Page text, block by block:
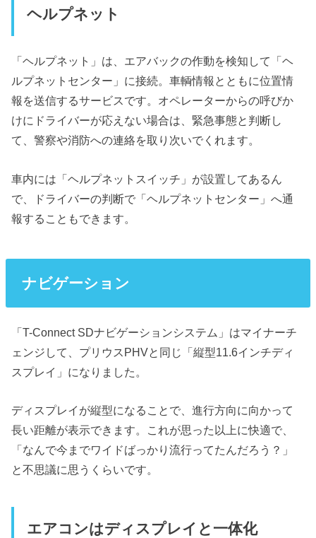
ヘルプネット
「ヘルプネット」は、エアバックの作動を検知して「ヘ
ルプネットセンター」に接続。車輌情報とともに位置情
報を送信するサービスです。オペレーターからの呼びか
けにドライバーが応えない場合は、緊急事態と判断し
て、警察や消防への連絡を取り次いでくれます。
車内には「ヘルプネットスイッチ」が設置してあるん
で、ドライバーの判断で「ヘルプネットセンター」へ通
報することもできます。
ナビゲーション
「T-Connect SDナビゲーションシステム」はマイナーチ
ェンジして、プリウスPHVと同じ「縦型11.6インチディ
スプレイ」になりました。
ディスプレイが縦型になることで、進行方向に向かって
長い距離が表示できます。これが思った以上に快適で、
「なんで今までワイドばっかり流行ってたんだろう？」
と不思議に思うくらいです。
エアコンはディスプレイと一体化